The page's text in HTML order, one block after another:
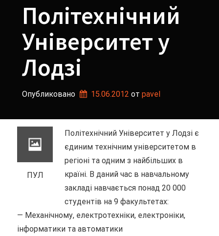
Політехнічний
Університет у
Лодзі
Опубликовано 15.06.2012 от pavel
ПУЛ
Політехнічний Університет у Лодзі є
єдиним технічним університетом в
регіоні та одним з найбільших в
країні. В даний час в навчальному
закладі навчається понад 20 000
студентів на 9 факультетах:
— Механічному, електротехніки, електроніки,
інформатики та автоматики